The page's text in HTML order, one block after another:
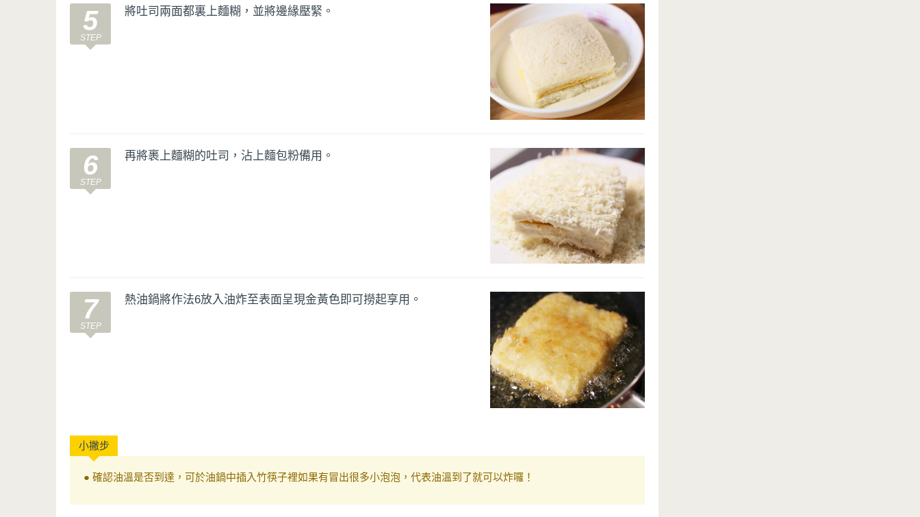
5 將吐司兩面都裏上麵糊，並將邊緣壓緊。
6 再將裹上麵糊的吐司，沾上麵包粉備用。
7 熱油鍋將作法6放入油炸至表面呈現金黃色即可撈起享用。
● 確認油溫是否到達，可於油鍋中插入竹筷子裡如果有冒出很多小泡泡，代表油溫到了就可以炸囉！